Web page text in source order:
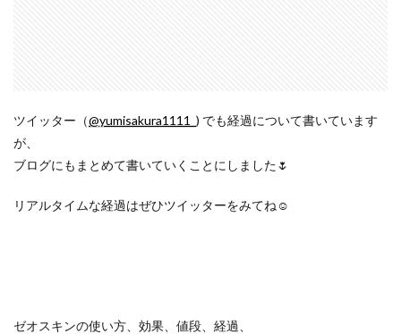
ツイッター（@yumisakura1111_ ) でも経過について書いています
が、
ブログにもまとめて書いていくことにしました🌷
リアルタイムな経過はぜひツイッターをみてね☺️
ゼオスキンの使い方、効果、値段、経過、